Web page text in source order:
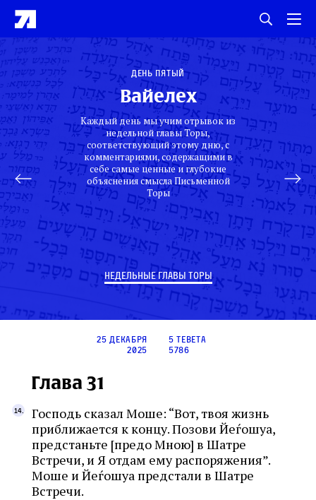
День пятый
Вайелех
Каждый день мы учим отрывок из
недельной главы Торы,
соответствующий этому дню, с
комментариями, содержащими в
себе самые ценные и глубокие
объяснения смысла Письменной
Торы
НЕДЕЛЬНЫЕ ГЛАВЫ ТОРЫ
25 декабря
2025
5 тевета
5786
Глава 31
Господь сказал Моше: “Вот, твоя жизнь
приближается к концу. Позови Йеѓошуа,
предстаньте [предо Мною] в Шатре
Встречи, и Я отдам ему распоряжения”.
Моше и Йеѓошуа предстали в Шатре
Встречи.